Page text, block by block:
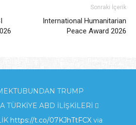
Sonraki İçerik
International Humanitarian
Peace Award 2026
TRUMP
TÜRKİYE ABD İLİŞKİLERİ 
https://t.co/07KJhTtFCX via